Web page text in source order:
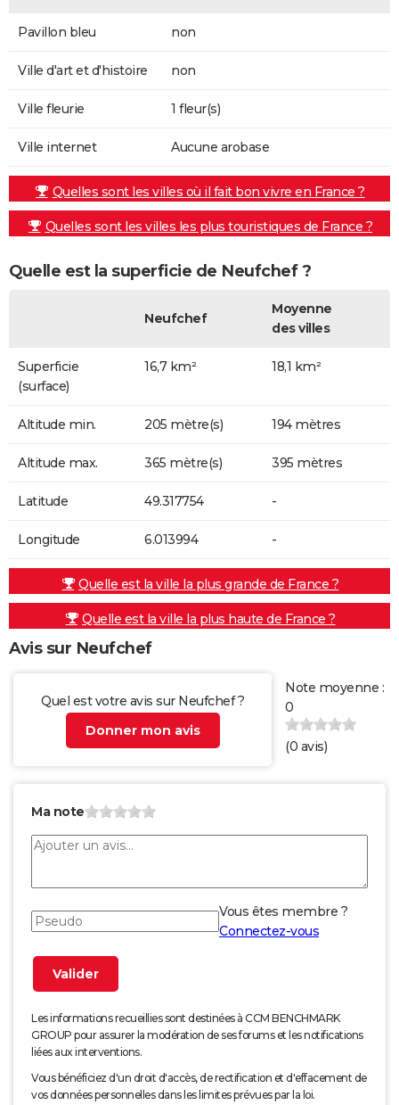
Pavillon bleu non
Ville d'art et d'histoire non
Ville fleurie 1 fleur(s)
Ville internet Aucune arobase
Quelles sont les villes où il fait bon vivre en France ?
Quelles sont les villes les plus touristiques de France ?
Quelle est la superficie de Neufchef ?
Neufchef
Moyenne
des villes
Superficie
(surface)
16,7 km² 18,1 km²
Altitude min. 205 mètre(s) 194 mètres
Altitude max. 365 mètre(s) 395 mètres
Latitude 49.317754 -
Longitude 6.013994 -
Quelle est la ville la plus grande de France ?
Quelle est la ville la plus haute de France ?
Avis sur Neufchef
Quel est votre avis sur Neufchef ?
Donner mon avis
Note moyenne :
0
(0 avis)
Ma note
Vous êtes membre ?
Connectez-vous
Les informations recueillies sont destinées à CCM BENCHMARK
GROUP pour assurer la modération de ses forums et les notifications
liées aux interventions.
Vous bénéficiez d'un droit d'accès, de rectification et d'effacement de
vos données personnelles dans les limites prévues par la loi.